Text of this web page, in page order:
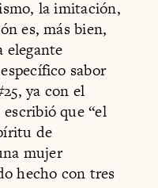
la imitación,
es, más bien,
elegante
sabor
ya con el
que “el
de
mujer
hecho con tres